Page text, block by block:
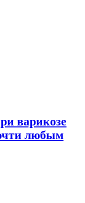
варикозе
любым